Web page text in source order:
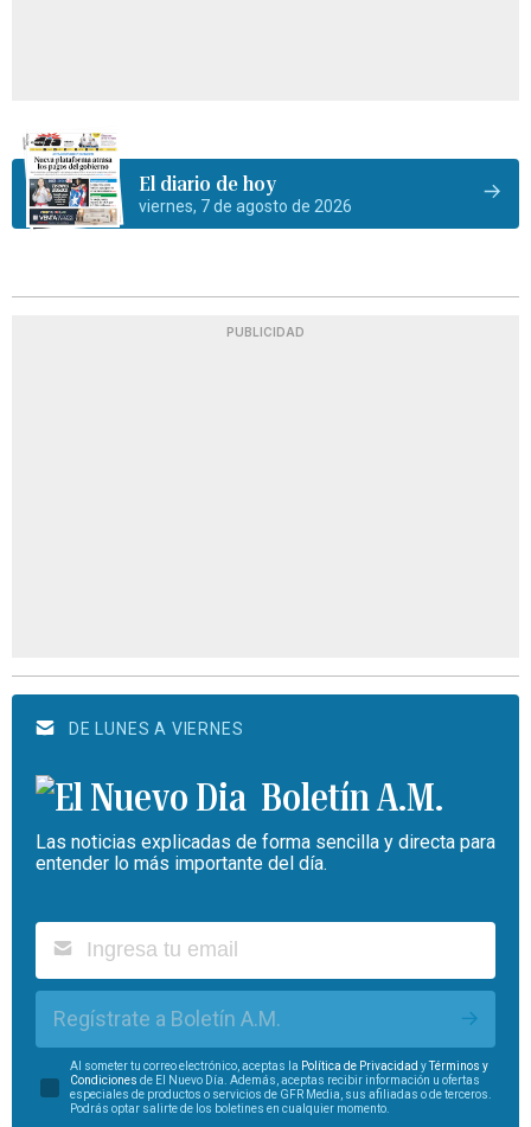
El diario de hoy
viernes, 7 de agosto de 2026
PUBLICIDAD
DE LUNES A VIERNES
Boletín A.M.
Las noticias explicadas de forma sencilla y directa para
entender lo más importante del día.
Regístrate a Boletín A.M.
Al someter tu correo electrónico, aceptas la Política de Privacidad yTérminos y
Condiciones de El Nuevo Día. Además, aceptas recibir información u ofertas
especiales de productos o servicios de GFR Media, sus afiliadas o de terceros.
Podrás optar salirte de los boletines en cualquier momento.